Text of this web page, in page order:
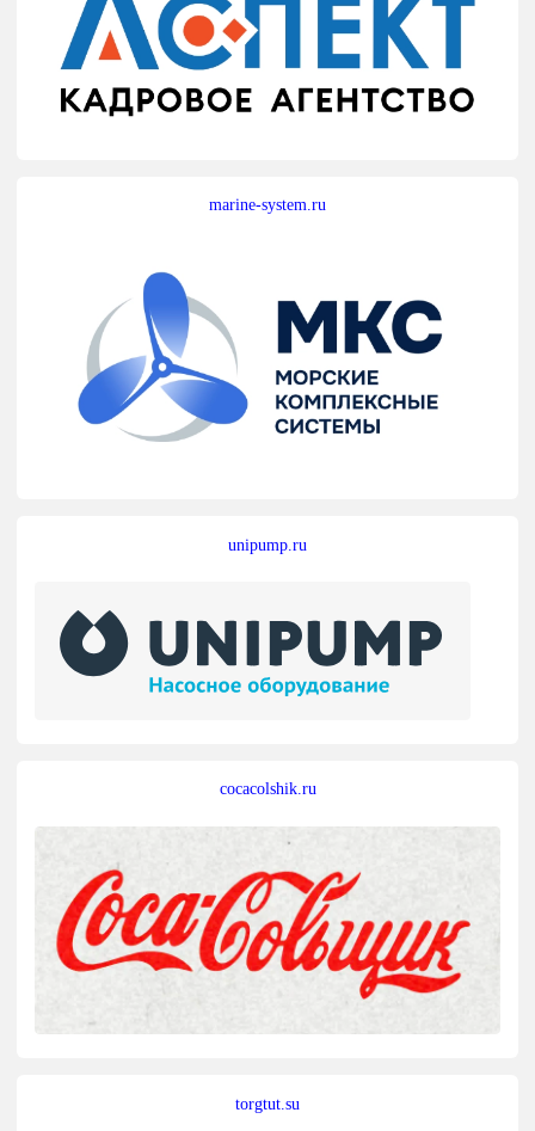
marine-system.ru
unipump.ru
cocacolshik.ru
torgtut.su